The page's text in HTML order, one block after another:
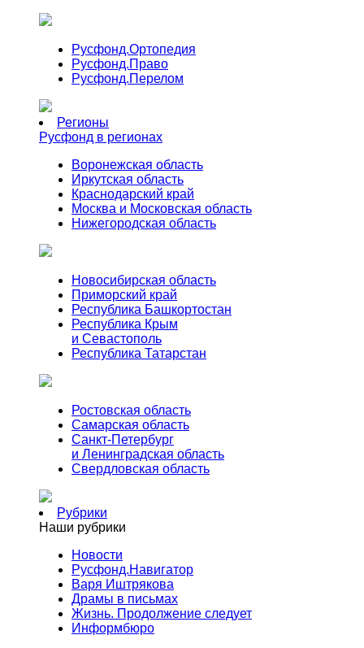
Русфонд.Ортопедия
Русфонд.Право
Русфонд.Перелом
Регионы
Русфонд в регионах
Воронежская область
Иркутская область
Краснодарский край
Москва и Московская область
Нижегородская область
Новосибирская область
Приморский край
Республика Башкортостан
Республика Крым
и Севастополь
Республика Татарстан
Ростовская область
Самарская область
Санкт-Петербург
и Ленинградская область
Свердловская область
Рубрики
Наши рубрики
Новости
Русфонд.Навигатор
Варя Иштрякова
Драмы в письмах
Жизнь. Продолжение следует
Информбюро